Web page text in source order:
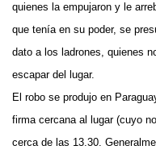
quienes la empujaron y le
que tenía en su poder, se
dato a los ladrones, quienes
escapar del lugar.
El robo se produjo en
firma cercana al lugar (cuyo
cerca de las 13.30.